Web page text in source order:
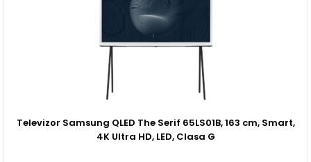
Televizor Samsung QLED The Serif 65LS01B, 163 cm, Smart,
4K Ultra HD, LED, Clasa G